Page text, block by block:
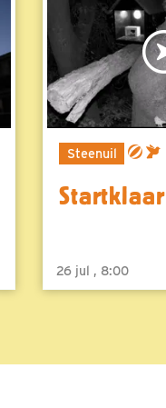
Steenuil
Startklaar
26 jul , 8:00